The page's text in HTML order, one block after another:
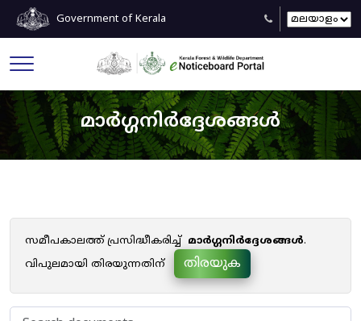
Government of Kerala
മാർഗ്ഗനിർദ്ദേശങ്ങൾ
സമീപകാലത്ത് പ്രസിദ്ധീകരിച്ച് മാർഗ്ഗനിർദ്ദേശങ്ങൾ.
വിപുലമായി തിരയുന്നതിന്
തിരയുക